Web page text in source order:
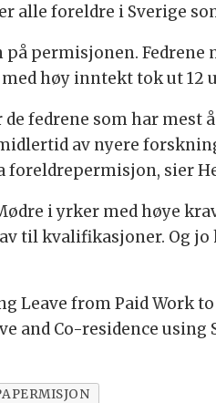
alle foreldre i Sverige
permisjonen.
høy inntekt tok ut 12
fedrene som har
av nyere
sier
i yrker med høye
til kvalifikasjoner. Og
Leave from Paid Work
and Co-residence using